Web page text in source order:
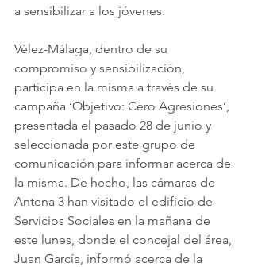
a sensibilizar a los jóvenes.
Vélez-Málaga, dentro de su
compromiso y sensibilización,
participa en la misma a través de su
campaña ‘Objetivo: Cero Agresiones’,
presentada el pasado 28 de junio y
seleccionada por este grupo de
comunicación para informar acerca de
la misma. De hecho, las cámaras de
Antena 3 han visitado el edificio de
Servicios Sociales en la mañana de
este lunes, donde el concejal del área,
Juan García, informó acerca de la